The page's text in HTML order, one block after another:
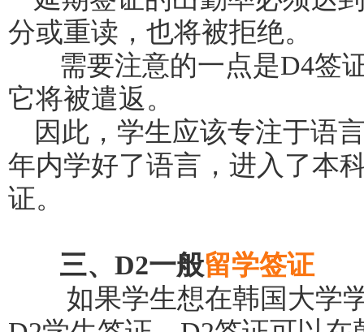
分或重读，也将被拒绝。
需要注意的一点是D4签
它将被遣返。
因此，学生应该专注于语
年内学好了语言，进入了本
证。
三、D2一般留学签证
如果学生想在韩国大学学